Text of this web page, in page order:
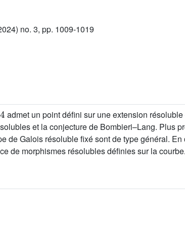
no. 3, pp. 1009-1019
admet un point défini sur une extension résoluble
et la conjecture de Bombieri–Lang. Plus
de Galois résoluble fixé sont de type général.
de morphismes résolubles définies sur la courbe.